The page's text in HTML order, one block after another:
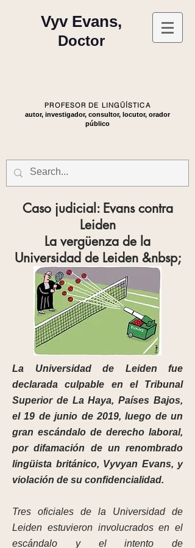
Vyv Evans,
Doctor
PROFESOR DE LINGÜÍSTICA
autor, investigador, consultor, locutor, orador
público
Caso judicial: Evans contra
Leiden
La vergüenza de la
Universidad de Leiden &nbsp;
La Universidad de Leiden fue
declarada culpable en el Tribunal
Superior de La Haya, Países Bajos,
el 19 de junio de 2019, luego de un
gran escándalo de derecho laboral,
por difamación de un renombrado
lingüista británico, Vyvyan Evans, y
violación de su confidencialidad.
Tres oficiales de la Universidad de
Leiden estuvieron involucrados en el
escándalo y el intento de